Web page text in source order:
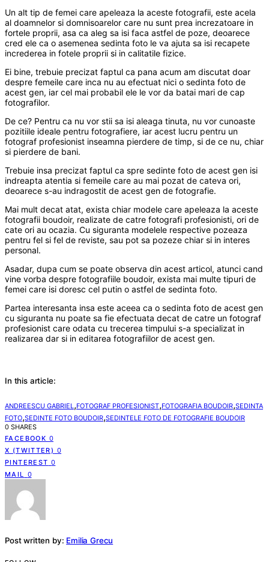
Un alt tip de femei care apeleaza la aceste fotografii, este acela
al doamnelor si domnisoarelor care nu sunt prea increzatoare in
fortele proprii, asa ca aleg sa isi faca astfel de poze, deoarece
cred ele ca o asemenea sedinta foto le va ajuta sa isi recapete
increderea in fotele proprii si in calitatile fizice.
Ei bine, trebuie precizat faptul ca pana acum am discutat doar
despre femeile care inca nu au efectuat nici o sedinta foto de
acest gen, iar cel mai probabil ele le vor da batai mari de cap
fotografilor.
De ce? Pentru ca nu vor stii sa isi aleaga tinuta, nu vor cunoaste
pozitiile ideale pentru fotografiere, iar acest lucru pentru un
fotograf profesionist inseamna pierdere de timp, si de ce nu, chiar
si pierdere de bani.
Trebuie insa precizat faptul ca spre sedinte foto de acest gen isi
indreapta atentia si femeile care au mai pozat de cateva ori,
deoarece s-au indragostit de acest gen de fotografie.
Mai mult decat atat, exista chiar modele care apeleaza la aceste
fotografii boudoir, realizate de catre fotografi profesionisti, ori de
cate ori au ocazia. Cu siguranta modelele respective pozeaza
pentru fel si fel de reviste, sau pot sa pozeze chiar si in interes
personal.
Asadar, dupa cum se poate observa din acest articol, atunci cand
vine vorba despre fotografiile boudoir, exista mai multe tipuri de
femei care isi doresc cel putin o astfel de sedinta foto.
Partea interesanta insa este aceea ca o sedinta foto de acest gen
cu siguranta nu poate sa fie efectuata decat de catre un fotograf
profesionist care odata cu trecerea timpului s-a specializat in
realizarea dar si in editarea fotografiilor de acest gen.
In this article:
ANDREESCU GABRIEL ,FOTOGRAF PROFESIONIST,FOTOGRAFIA BOUDOIR,SEDINTA
FOTO,SEDINTE FOTO BOUDOIR,SEDINTELE FOTO DE FOTOGRAFIE BOUDOIR
0 SHARES
FACEBOOK 0
X (TWITTER) 0
PINTEREST 0
MAIL
0
Post written by: Emilia Grecu